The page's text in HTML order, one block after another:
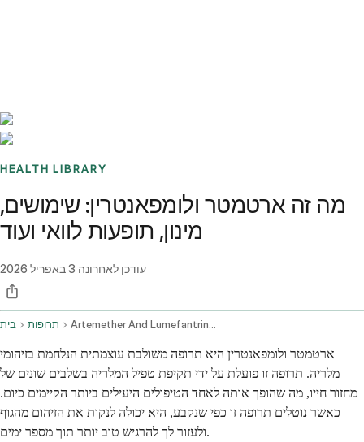
HEALTH LIBRARY
מה זה ארטמטר ולומפאנטרין: שימושים,
מינון, תופעות לוואי ועוד
עודכן לאחרונה 3 באפריל 2026
בית תרופות Artemether And Lumefantrine Oral Route
ארטמטר ולומפאנטרין היא תרופה משולבת עוצמתית הנלחמת בזיהומי
מלריה. תרופה זו פועלת על ידי תקיפת טפיל המלריה בשלבים שונים של
מחזור חייו, מה שהופך אותה לאחד הטיפולים היעילים ביותר הקיימים כיום.
כאשר נוטלים תרופה זו כפי שנקבע, היא יכולה לנקות את הזיהום מהגוף
ולעזור לך להרגיש טוב יותר תוך מספר ימים.